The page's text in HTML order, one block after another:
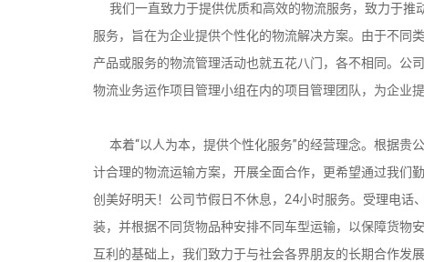
我们一直致力于提供优质和高效的物流服务，致力于推
服务，旨在为企业提供个性化的物流解决方案。由于不同
产品或服务的物流管理活动也就五花八门，各不相同。公
物流业务运作项目管理小组在内的项目管理团队，为企业
本着“以人为本，提供个性化服务”的经营理念。根据贵
计合理的物流运输方案，开展全面合作，更希望通过我们
创美好明天！公司节假日不休息，24小时服务。受理电话
装，并根据不同货物品种安排不同车型运输，以保障货物
互利的基础上，我们致力于与社会各界朋友的长期合作发